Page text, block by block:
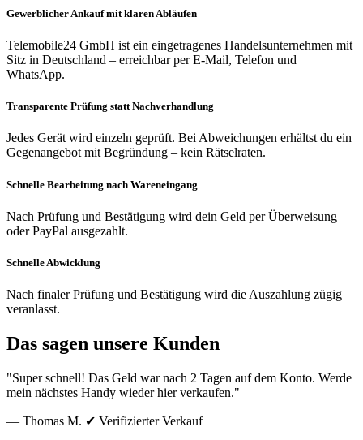
Gewerblicher Ankauf mit klaren Abläufen
Telemobile24 GmbH ist ein eingetragenes Handelsunternehmen mit
Sitz in Deutschland – erreichbar per E-Mail, Telefon und
WhatsApp.
Transparente Prüfung statt Nachverhandlung
Jedes Gerät wird einzeln geprüft. Bei Abweichungen erhältst du ein
Gegenangebot mit Begründung – kein Rätselraten.
Schnelle Bearbeitung nach Wareneingang
Nach Prüfung und Bestätigung wird dein Geld per Überweisung
oder PayPal ausgezahlt.
Schnelle Abwicklung
Nach finaler Prüfung und Bestätigung wird die Auszahlung zügig
veranlasst.
Das sagen unsere Kunden
"Super schnell! Das Geld war nach 2 Tagen auf dem Konto. Werde
mein nächstes Handy wieder hier verkaufen."
— Thomas M. ✔ Verifizierter Verkauf